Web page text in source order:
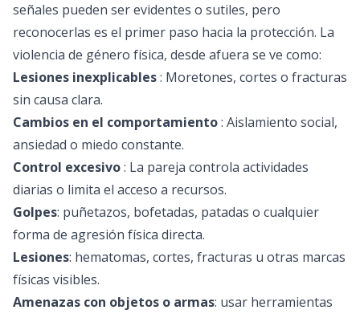
señales pueden ser evidentes o sutiles, pero
reconocerlas es el primer paso hacia la protección. La
violencia de género física, desde afuera se ve como:
Lesiones inexplicables: Moretones, cortes o fracturas
sin causa clara.
Cambios en el comportamiento: Aislamiento social,
ansiedad o miedo constante.
Control excesivo: La pareja controla actividades
diarias o limita el acceso a recursos.
Golpes: puñetazos, bofetadas, patadas o cualquier
forma de agresión física directa.
Lesiones: hematomas, cortes, fracturas u otras marcas
físicas visibles.
Amenazas con objetos o armas: usar herramientas